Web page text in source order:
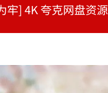
牢] 4K 夸克网盘资源